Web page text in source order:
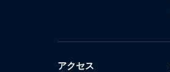
アクセス